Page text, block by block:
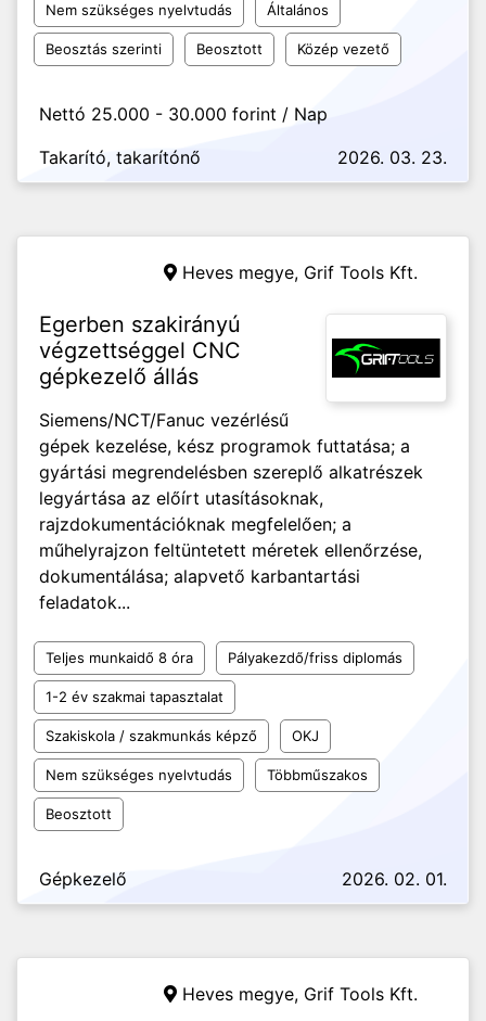
Nem szükséges nyelvtudás Általános
Beosztás szerinti Beosztott Közép vezető
Nettó 25.000 - 30.000 forint / Nap
Takarító, takarítónő
2026. 03. 23.
Heves megye, Grif Tools Kft.
Egerben szakirányú
végzettséggel CNC
gépkezelő állás
Siemens/NCT/Fanuc vezérlésű
gépek kezelése, kész programok futtatása; a
gyártási megrendelésben szereplő alkatrészek
legyártása az előírt utasításoknak,
rajzdokumentációknak megfelelően; a
műhelyrajzon feltüntetett méretek ellenőrzése,
dokumentálása; alapvető karbantartási
feladatok...
Teljes munkaidő 8 óra Pályakezdő/friss diplomás
1-2 év szakmai tapasztalat
Szakiskola / szakmunkás képző OKJ
Nem szükséges nyelvtudás Többműszakos
Beosztott
Gépkezelő 2026. 02. 01.
Heves megye, Grif Tools Kft.